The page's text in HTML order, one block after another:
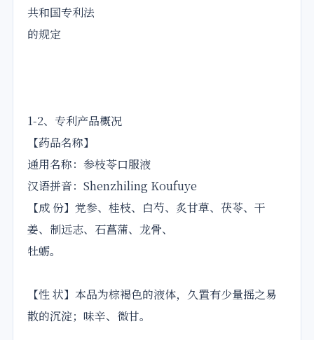
共和国专利法
的规定
1-2、专利产品概况
【药品名称】
通用名称：参枝苓口服液
汉语拼音：Shenzhiling Koufuye
【成 份】党参、桂枝、白芍、炙甘草、茯苓、干
姜、制远志、石菖蒲、龙骨、
牡蛎。
【性 状】本品为棕褐色的液体，久置有少量摇之易
散的沉淀；味辛、微甘。